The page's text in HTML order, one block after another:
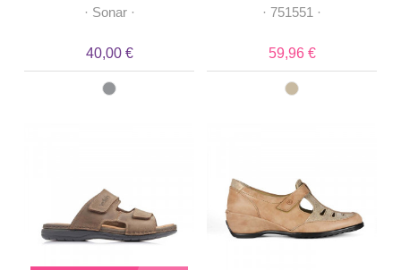
· Sonar·
40,00 €
· 751551 ·
59,96 €